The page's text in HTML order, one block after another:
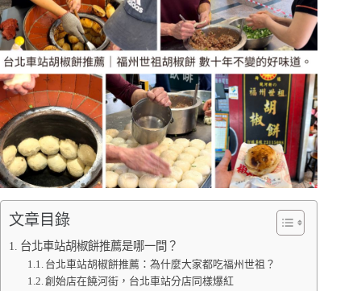
文章目錄
台北車站胡椒餅推薦是哪一間？
台北車站胡椒餅推薦：為什麼大家都吃福州世祖？
創始店在饒河街，台北車站分店同樣爆紅